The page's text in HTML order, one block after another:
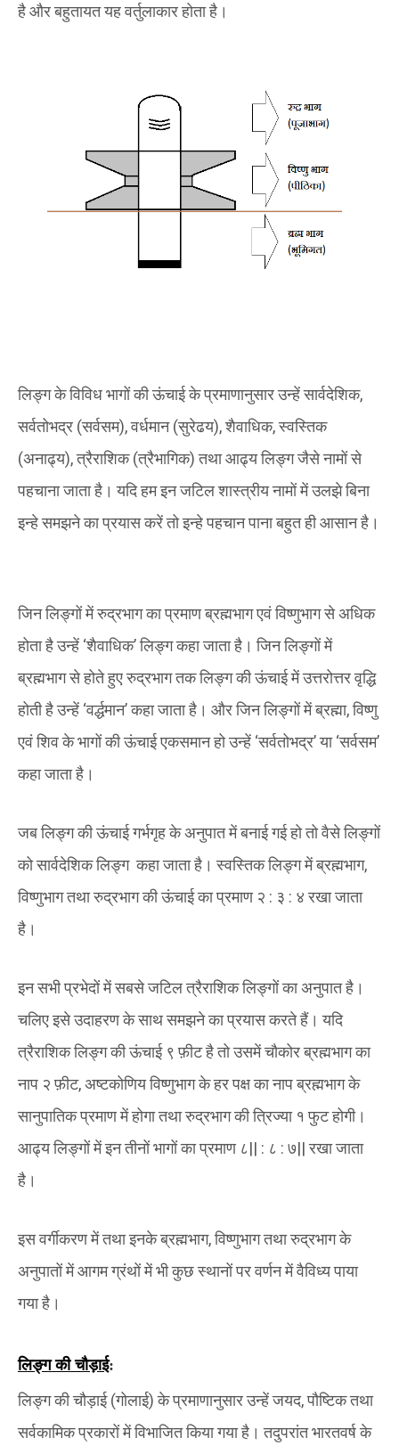
है और बहुतायत यह वर्तुलाकार होता है।
लिङ्ग के विविध भागों की ऊंचाई के प्रमाणानुसार उन्हें सार्वदेशिक,
सर्वतोभद्र (सर्वसम),वर्धमान(सुरेढय),शैवाधिक,स्वस्तिक
(अनाढ्य),त्रैराशिक(त्रैभागिक)तथा आढ्य लिङ्ग जैसे नामों से
पहचाना जाता है। यदि हम इन जटिल शास्त्रीय नामों में उलझे बिना
इन्हे समझने का प्रयास करें तो इन्हे पहचान पाना बहुत ही आसान है।
जिन लिङ्गों में रुद्रभाग का प्रमाण ब्रह्मभाग एवं विष्णुभाग से अधिक
होता है उन्हें ‘शैवाधिक’ लिङ्ग कहा जाता है। जिन लिङ्गों में
ब्रह्मभाग से होते हुए रुद्रभाग तक लिङ्ग की ऊंचाई में उत्तरोत्तर वृद्धि
होती है उन्हें ‘वर्द्धमान’ कहा जाता है। और जिन लिङ्गों में ब्रह्मा,विष्णु
एवं शिव के भागों की ऊंचाई एकसमान हो उन्हें ‘सर्वतोभद्र’ या ‘सर्वसम’
कहा जाता है।
जब लिङ्ग की ऊंचाई गर्भगृह के अनुपात में बनाई गई हो तो वैसे लिङ्गों
को सार्वदेशिक लिङ्ग कहा जाता है। स्वस्तिक लिङ्ग में ब्रह्मभाग,
विष्णुभाग तथा रुद्रभाग की ऊंचाई का प्रमाण २ : ३ : ४ रखा जाता
है।
इन सभी प्रभेदों में सबसे जटिल त्रैराशिक लिङ्गों का अनुपात है।
चलिए इसे उदाहरण के साथ समझने का प्रयास करते हैं। यदि
त्रैराशिक लिङ्ग की ऊंचाई ९ फ़ीट है तो उसमें चौकोर ब्रह्मभाग का
नाप २ फ़ीट,अष्टकोणिय विष्णुभाग के हर पक्ष का नाप ब्रह्मभाग के
सानुपातिक प्रमाण में होगा तथा रुद्रभाग की त्रिज्या १ फुट होगी।
आढ्य लिङ्गों में इन तीनों भागों का प्रमाण ८|| : ८ : ७||रखा जाता
है।
इस वर्गीकरण में तथा इनके ब्रह्मभाग,विष्णुभाग तथा रुद्रभाग के
अनुपातों में आगम ग्रंथों में भी कुछ स्थानों पर वर्णन में वैविध्य पाया
गया है।
लिङ्ग की चौड़ाई:
लिङ्ग की चौड़ाई(गोलाई)के प्रमाणानुसार उन्हें जयद,पौष्टिक तथा
सर्वकामिक प्रकारों में विभाजित किया गया है। तदुपरांत भारतवर्ष के